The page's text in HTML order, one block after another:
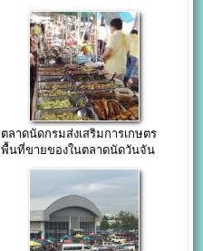
ตลาดนัดกรมส่งเสริมการเกษตร
พื้นที่ขายของในตลาดนัดวันจัน